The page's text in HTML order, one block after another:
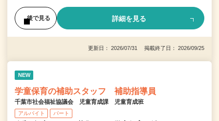
後で見る 詳細を見る
更新日： 2026/07/31 掲載終了日： 2026/09/25
NEW
学童保育の補助スタッフ 補助指導員
千葉市社会福祉協議会 児童育成課 児童育成班
アルバイト パート